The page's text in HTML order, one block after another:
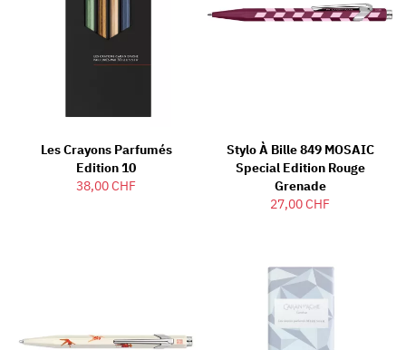
Les Crayons Parfumés
Edition 10
38,00 CHF
Stylo À Bille 849 MOSAIC
Special Edition Rouge
Grenade
27,00 CHF